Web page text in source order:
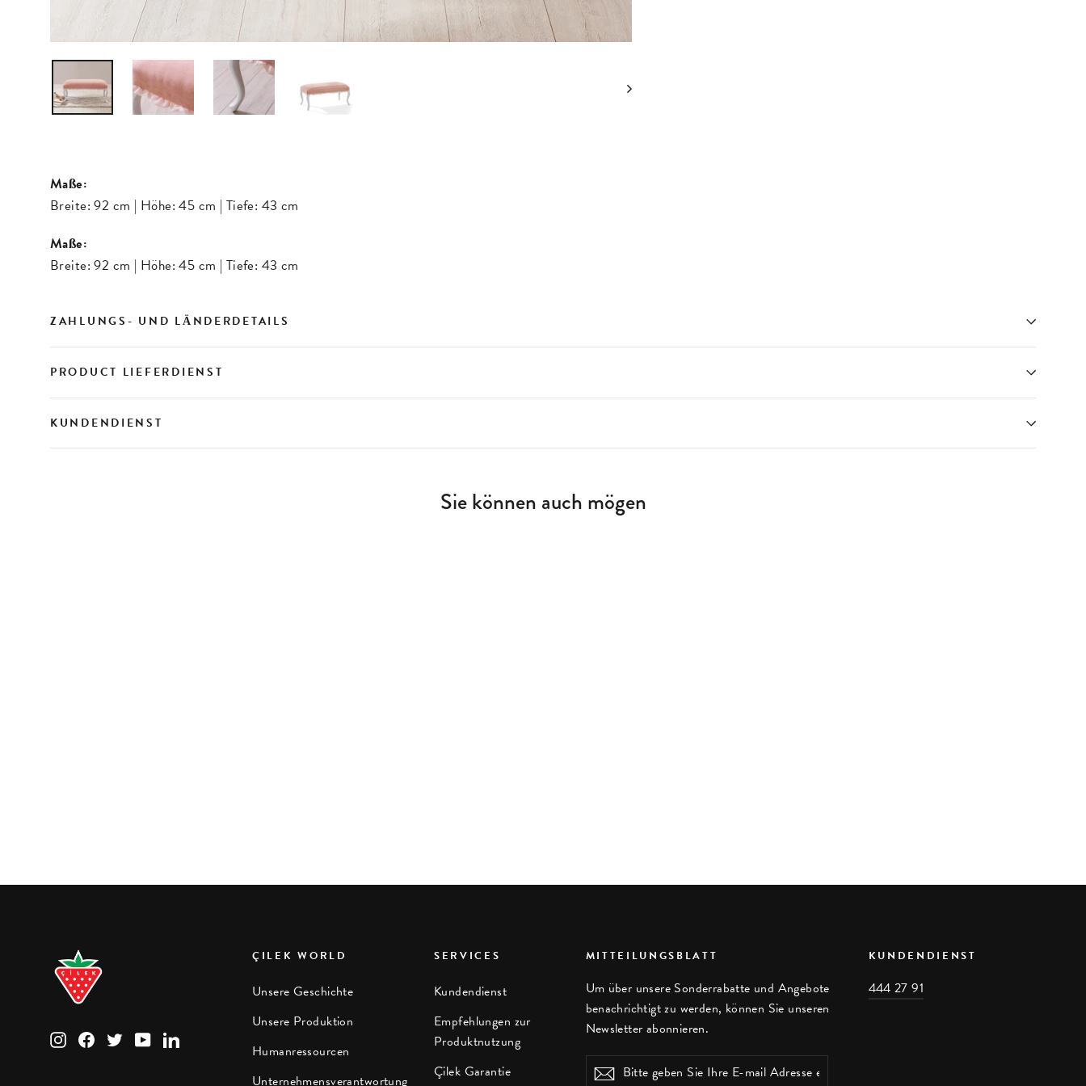
Maße:
Breite: 92 cm | Höhe: 45 cm | Tiefe: 43 cm
Maße:
Breite: 92 cm | Höhe: 45 cm | Tiefe: 43 cm
ZAHLUNGS- UND LÄNDERDETAILS
PRODUCT LIEFERDIENST
KUNDENDIENST
Sie können auch mögen
InstagramFacebook
Twitter YouTube
ÇILEK WORLD
Unsere Geschichte
Unsere Produktion
Humanressourcen
Unternehmensverantwortung
SERVICES
Kundendienst
Empfehlungen zur
Produktnutzung
Çilek Garantie
MITTEILUNGSBLATT
Um über unsere Sonderrabatte und Angebote
benachrichtigt zu werden, können Sie unseren
Newsletter abonnieren.
Bitte
gebenAbonnieren
KUNDENDIENST
444 27 91